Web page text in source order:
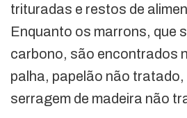
trituradas e restos de
Enquanto os marrons, que
carbono, são encontrados
palha, papelão não tratado,
serragem de madeira não